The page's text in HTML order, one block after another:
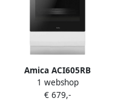
Amica ACI605RB
Inductiefornuis 50 cm
breed met aangesloten 2
1 webshop
€ 679,-